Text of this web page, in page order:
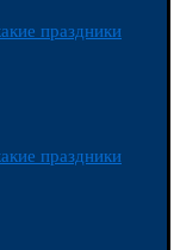
праздники
праздники